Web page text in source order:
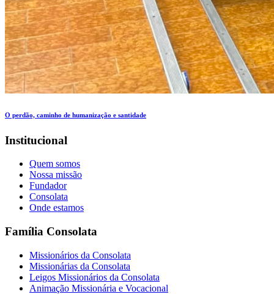
O perdão, caminho de humanização e santidade
Institucional
Quem somos
Nossa missão
Fundador
Consolata
Onde estamos
Família Consolata
Missionários da Consolata
Missionárias da Consolata
Leigos Missionários da Consolata
Animação Missionária e Vocacional